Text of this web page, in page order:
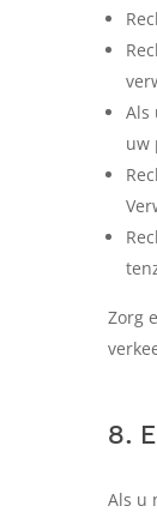
Als
uw
Zorg
8.
Als u